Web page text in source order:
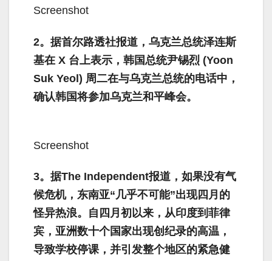
Screenshot
2。据首尔路透社报道，乌克兰总统泽连斯
基在 X 台上表示，韩国总统尹锡烈 (Yoon
Suk Yeol) 周二在与乌克兰总统的电话中，
确认韩国将参加乌克兰和平峰会。
Screenshot
3。据The Independent报道，如果没有气
候危机，东南亚“几乎不可能”出现四月的
怪异热浪。自四月初以来，从印度到菲律
宾，亚洲数十个国家出现创纪录的高温，
导致学校停课，并引发整个地区的紧急健